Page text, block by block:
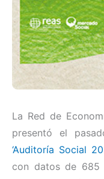
La Red de
presentó el
‘Auditoría Social
con datos de 685